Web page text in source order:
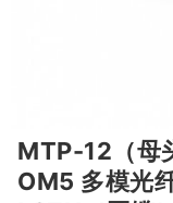
MTP-12（母
OM5 多模光